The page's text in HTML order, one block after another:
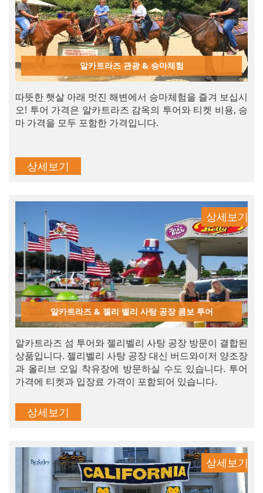
알카트라즈 관광 & 승마체험
따뜻한 햇살 아래 멋진 해변에서 승마체험을 즐겨 보십시
오! 투어 가격은 알카트라즈 감옥의 투어와 티켓 비용, 승
마 가격을 모두 포함한 가격입니다.
상세보기
상세보기
알카트라즈 & 젤리 벨리 사탕 공장 콤보 투어
알카트라즈 섬 투어와 젤리벨리 사탕 공장 방문이 결합된
상품입니다. 젤리벨리 사탕 공장 대신 버드와이저 양조장
과 올리브 오일 착유장에 방문하실 수도 있습니다. 투어
가격에 티켓과 입장료 가격이 포함되어 있습니다.
상세보기
상세보기